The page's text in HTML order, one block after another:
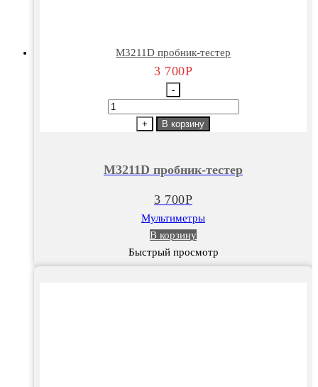
М3211D пробник-тестер
3 700Р
-
Количество
тестер
+ В корзину
М3211D пробник-тестер
3 700Р
Мультиметры
В корзину
Быстрый просмотр